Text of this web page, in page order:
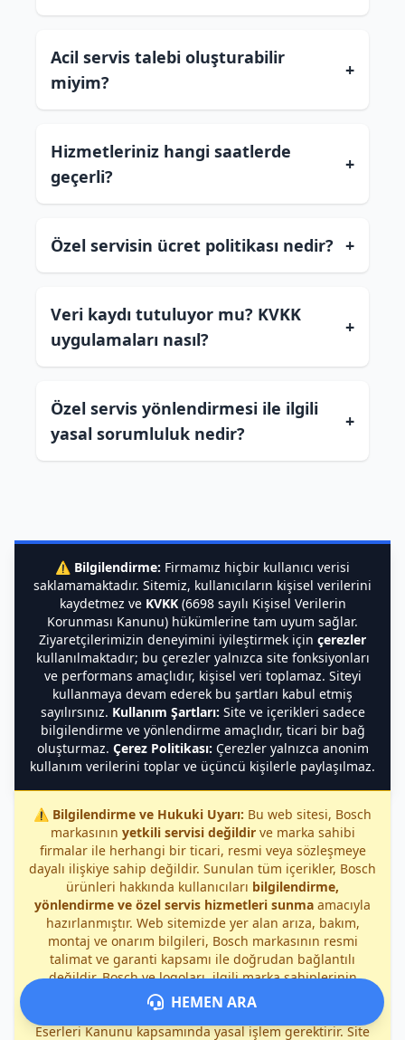
Acil servis talebi oluşturabilir
miyim?
+
Hizmetleriniz hangi saatlerde
geçerli?
+
Özel servisin ücret politikası nedir? +
Veri kaydı tutuluyor mu? KVKK
uygulamaları nasıl?
+
Özel servis yönlendirmesi ile ilgili
yasal sorumluluk nedir?
+
⚠️ Bilgilendirme: Firmamız hiçbir kullanıcı verisi
saklamamaktadır. Sitemiz, kullanıcıların kişisel verilerini
kaydetmez ve KVKK(6698 sayılı Kişisel Verilerin
Korunması Kanunu) hükümlerine tam uyum sağlar.
Ziyaretçilerimizin deneyimini iyileştirmek için çerezler
kullanılmaktadır; bu çerezler yalnızca site fonksiyonları
ve performans amaçlıdır, kişisel veri toplamaz. Siteyi
kullanmaya devam ederek bu şartları kabul etmiş
sayılırsınız. Kullanım Şartları: Site ve içerikleri sadece
bilgilendirme ve yönlendirme amaçlıdır, ticari bir bağ
oluşturmaz. Çerez Politikası: Çerezler yalnızca anonim
kullanım verilerini toplar ve üçüncü kişilerle paylaşılmaz.
⚠️ Bilgilendirme ve Hukuki Uyarı: Bu web sitesi, Bosch
markasının yetkili servisi değildirve marka sahibi
firmalar ile herhangi bir ticari, resmi veya sözleşmeye
dayalı ilişkiye sahip değildir. Sunulan tüm içerikler, Bosch
ürünleri hakkında kullanıcıları bilgilendirme,
yönlendirme ve özel servis hizmetleri sunma amacıyla
hazırlanmıştır. Web sitemizde yer alan arıza, bakım,
montaj ve onarım bilgileri, Bosch markasının resmi
talimat ve garanti kapsamı ile doğrudan bağlantılı
değildir. Bosch ve logoları, ilgili marka sahiplerinin
tescilli mülkiyetleridir ve izinsiz kullanımı 6769 sayılı
Sınai Mülkiyet Kanunu ile 5846 sayılı Fikir ve Sanat
Eserleri Kanunu kapsamında yasal işlem gerektirir. Site
HEMEN ARA